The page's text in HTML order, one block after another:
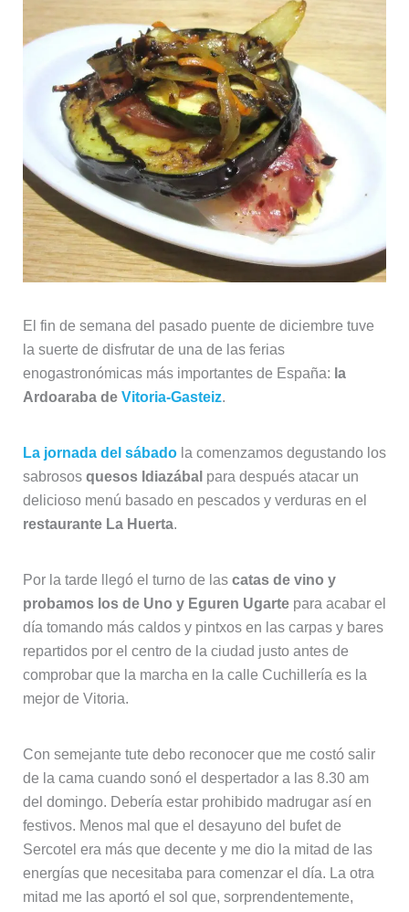
El fin de semana del pasado puente de diciembre tuve
la suerte de disfrutar de una de las ferias
enogastronómicas más importantes de España: la
Ardoaraba de Vitoria-Gasteiz.
La jornada del sábadola comenzamos degustando los
sabrosos quesos Idiazábal para después atacar un
delicioso menú basado en pescados y verduras en el
restaurante La Huerta.
Por la tarde llegó el turno de lascatas de vino y
probamos los de Uno y Eguren Ugartepara acabar el
día tomando más caldos y pintxos en las carpas y bares
repartidos por el centro de la ciudad justo antes de
comprobar que la marcha en la calle Cuchillería es la
mejor de Vitoria.
Con semejante tute debo reconocer que me costó salir
de la cama cuando sonó el despertador a las 8.30 am
del domingo. Debería estar prohibido madrugar así en
festivos. Menos mal que el desayuno del bufet de
Sercotel era más que decente y me dio la mitad de las
energías que necesitaba para comenzar el día. La otra
mitad me las aportó el sol que, sorprendentemente,